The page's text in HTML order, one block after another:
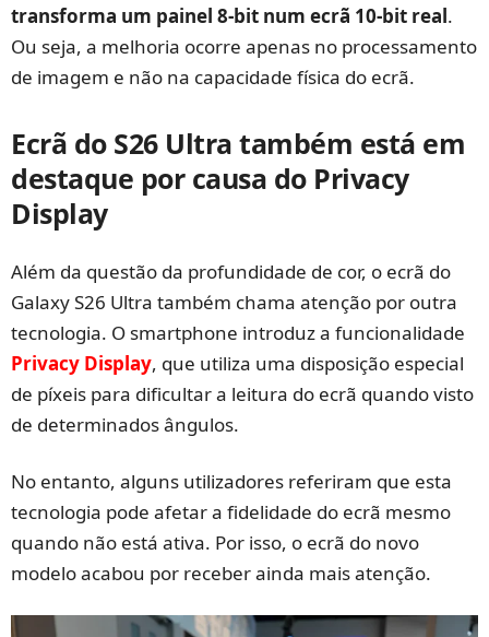
transforma um painel 8-bit num ecrã 10-bit real.
Ou seja, a melhoria ocorre apenas no processamento
de imagem e não na capacidade física do ecrã.
Ecrã do S26 Ultra também está em
destaque por causa do Privacy
Display
Além da questão da profundidade de cor, o ecrã do
Galaxy S26 Ultra também chama atenção por outra
tecnologia. O smartphone introduz a funcionalidade
Privacy Display, que utiliza uma disposição especial
de píxeis para dificultar a leitura do ecrã quando visto
de determinados ângulos.
No entanto, alguns utilizadores referiram que esta
tecnologia pode afetar a fidelidade do ecrã mesmo
quando não está ativa. Por isso, o ecrã do novo
modelo acabou por receber ainda mais atenção.